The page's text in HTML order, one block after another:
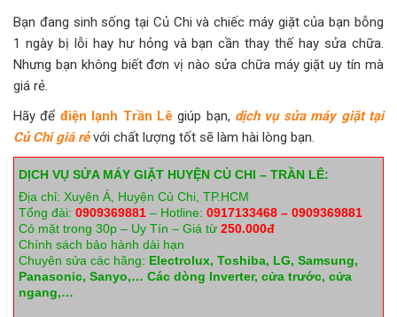
Bạn đang sinh sống tại Củ Chi và chiếc máy giặt của bạn bỗng
1 ngày bị lỗi hay hư hỏng và bạn cần thay thế hay sửa chữa.
Nhưng bạn không biết đơn vị nào sửa chữa máy giặt uy tín mà
giá rẻ.
Hãy để điện lạnh Trần Lê giúp bạn, dịch vụ sửa máy giặt tại
Củ Chi giá rẻvới chất lượng tốt sẽ làm hài lòng bạn.
DỊCH VỤ SỬA MÁY GIẶT HUYỆN CỦ CHI – TRẦN LÊ:
Địa chỉ: Xuyên Á, Huyện Củ Chi, TP.HCM
Tổng đài: 0909369881 – Hotline: 0917133468 – 0909369881
Có mặt trong 30p – Uy Tín – Giá từ 250.000đ
Chính sách bảo hành dài hạn
Chuyên sửa các hãng: Electrolux, Toshiba, LG, Samsung,
Panasonic, Sanyo,… Các dòng Inverter, cửa trước, cửa
ngang,…